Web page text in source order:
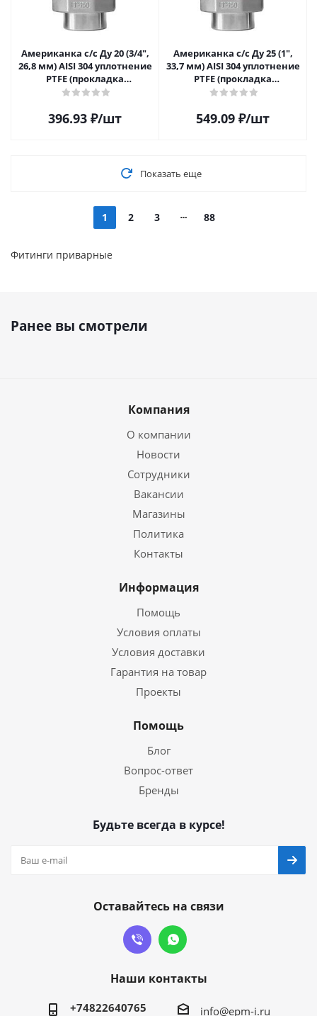
Американка с/с Ду 20 (3/4",
26,8 мм) AISI 304 уплотнение
PTFE (прокладка
фторопластовая),
396.93 ₽/шт
Американка с/с Ду 25 (1",
33,7 мм) AISI 304 уплотнение
PTFE (прокладка
фторопластовая),
549.09 ₽/шт
Показать еще
1 2 3 88
Фитинги приварные
Ранее вы смотрели
Компания
О компании
Новости
Сотрудники
Вакансии
Магазины
Политика
Контакты
Информация
Помощь
Условия оплаты
Условия доставки
Гарантия на товар
Проекты
Помощь
Блог
Вопрос-ответ
Бренды
Будьте всегда в курсе!
Оставайтесь на связи
Наши контакты
+74822640765 info@epm-i.ru